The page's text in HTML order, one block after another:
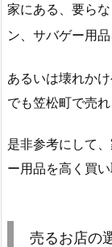
家にある、要ら
ン、サバゲー用品
あるいは壊れか
でも笠松町で売
是非参考にして
ー用品を高く買
売るお店の